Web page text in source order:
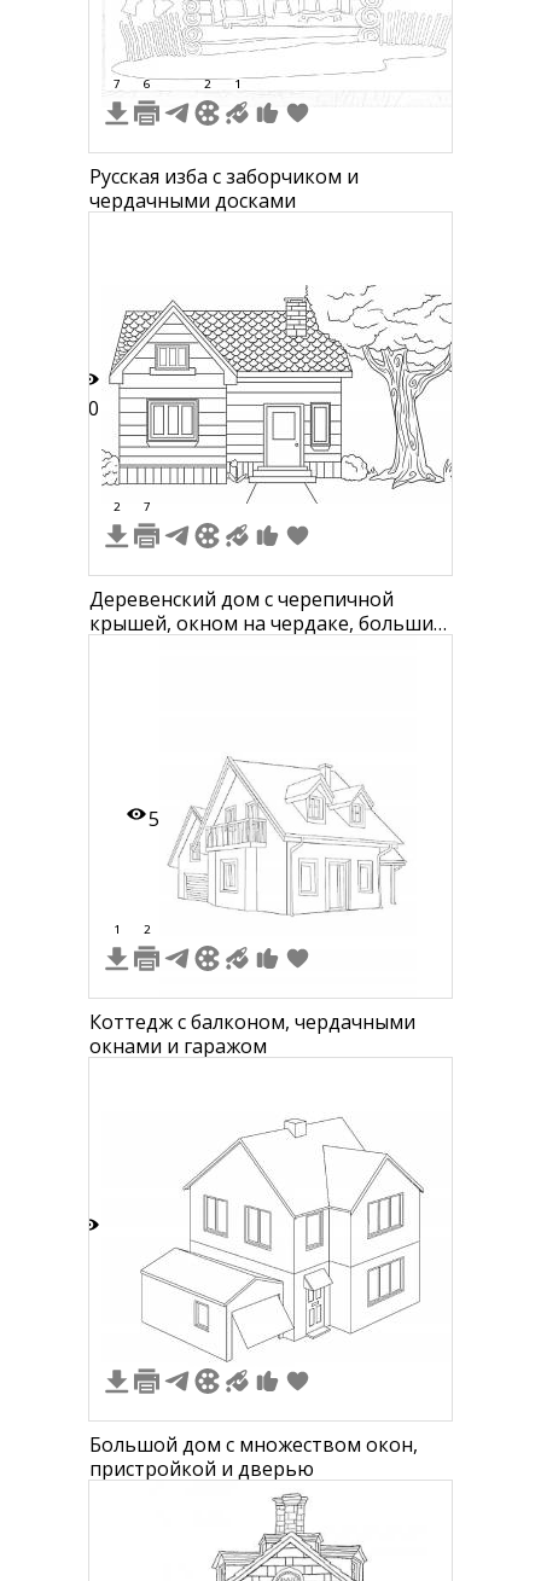
7 6 2 1
Русская изба с заборчиком и
чердачными досками
10
2 7
Деревенский дом с черепичной
крышей, окном на чердаке, большим
5
1 2
Коттедж с балконом, чердачными
окнами и гаражом
Большой дом с множеством окон,
пристройкой и дверью